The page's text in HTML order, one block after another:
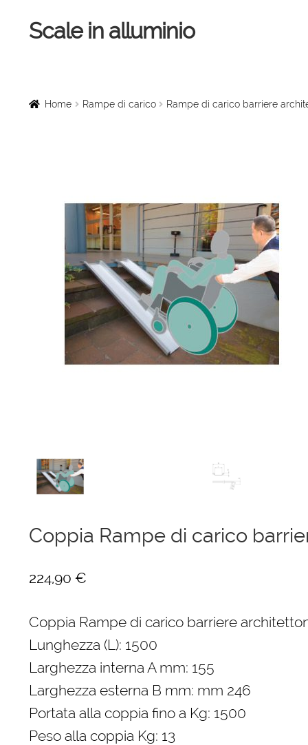
Vai
alla
Vai
al
Scale in alluminio
Scale a chiocciola
Scale in legno
Rampe di carico
Sollevatori
Ponteggi
Scale in alluminio
Cerniere freni per porte
Home Rampe di carico Rampe di carico barriere
Coppia Rampe di carico
224,90 €
Coppia Rampe di carico barriere
Lunghezza (L): 1500
Larghezza interna A mm: 155
Larghezza esterna B mm: mm 246
Portata alla coppia fino a Kg: 1500
Peso alla coppia Kg: 13